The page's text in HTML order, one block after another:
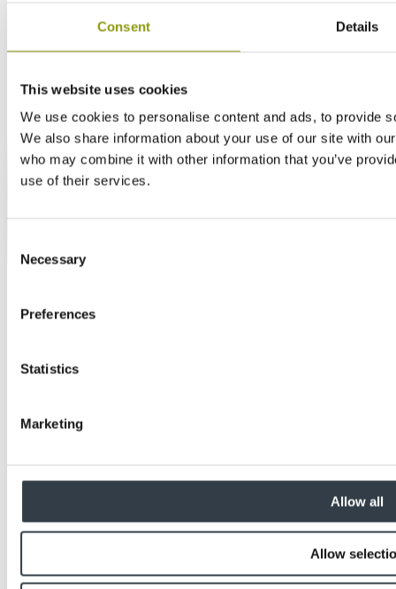
Consent Details
This website uses cookies
We use cookies to personalise content and ads, to provide
We also share information about your use of our site with
who may combine it with other information that you’ve
use of their services.
Selection
Necessary
Preferences
Statistics
Marketing
Allow all
Allow